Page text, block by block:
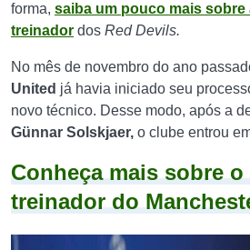
forma, saiba um pouco mais
treinador dos Red Devils.
No mês de novembro do ano
United já havia iniciado seu
novo técnico. Desse modo, após a
Günnar Solskjaer, o clube entrou
Conheça mais sobre
treinador do